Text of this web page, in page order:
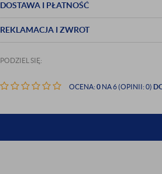
DOSTAWA I PŁATNOŚĆ
REKLAMACJA I ZWROT
PODZIEL SIĘ:
OCENA: 0 NA 6 (OPINII: 0)